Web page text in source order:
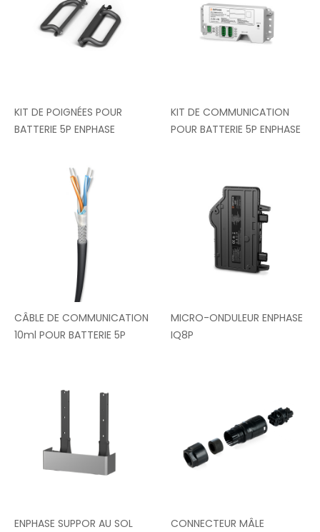
KIT DE POIGNÉES POUR
BATTERIE 5P ENPHASE
KIT DE COMMUNICATION
POUR BATTERIE 5P ENPHASE
CÂBLE DE COMMUNICATION
10ml POUR BATTERIE 5P
MICRO-ONDULEUR ENPHASE
IQ8P
ENPHASE SUPPOR AU SOL
CONNECTEUR MÂLE